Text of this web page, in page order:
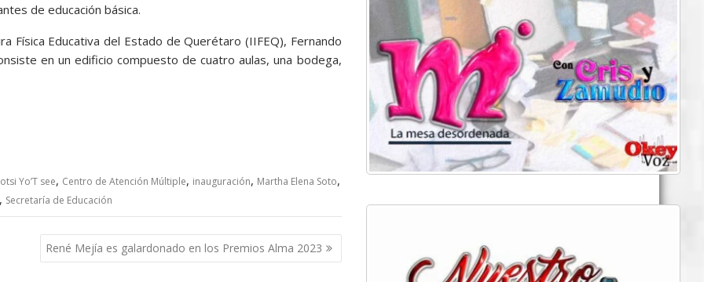
de educación básica.
Educativa del Estado de Querétaro (IIFEQ), Fernando
en un edificio compuesto de cuatro aulas, una bodega,
Yo’T see, Centro de Atención Múltiple, inauguración, Martha Elena Soto,
, Secretaría de Educación
René Mejía es galardonado en los Premios Alma 2023